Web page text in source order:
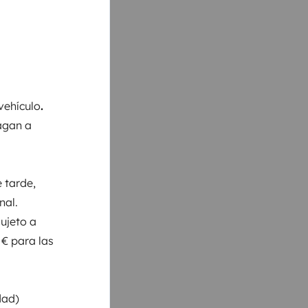
.
a
tarde,
a
para las